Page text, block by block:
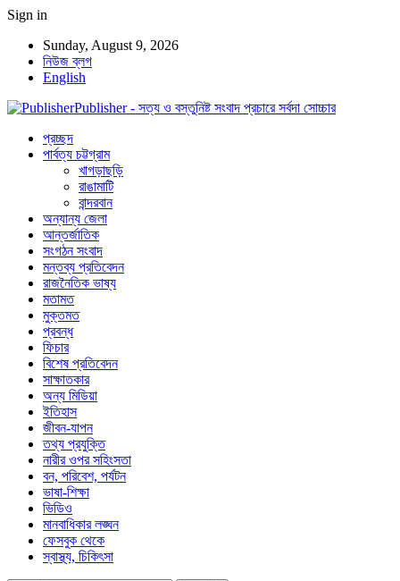
Sign in
Sunday, August 9, 2026
নিউজ ব্লগ
English
Publisher - সত্য ও বস্তুনিষ্ট সংবাদ প্রচারে সর্বদা সোচ্চার
প্রচ্ছদ
পার্বত্য চট্টগ্রাম
খাগড়াছড়ি
রাঙামাটি
বান্দরবান
অন্যান্য জেলা
আন্তর্জাতিক
সংগঠন সংবাদ
মন্তব্য প্রতিবেদন
রাজনৈতিক ভাষ্য
মতামত
মুক্তমত
প্রবন্ধ
ফিচার
বিশেষ প্রতিবেদন
সাক্ষাতকার
অন্য মিডিয়া
ইতিহাস
জীবন-যাপন
তথ্য প্রযুক্তি
নারীর ওপর সহিংসতা
বন, পরিবেশ, পর্যটন
ভাষা-শিক্ষা
ভিডিও
মানবাধিকার লঙ্ঘন
ফেসবুক থেকে
স্বাস্থ্য, চিকিৎসা